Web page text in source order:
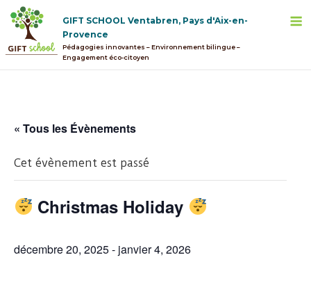
Skip
content
GIFT SCHOOL Ventabren, Pays d'Aix-en-
Provence
Pédagogies innovantes – Environnement bilingue –
Engagement éco-citoyen
« Tous les Évènements
Cet évènement est passé
Christmas Holiday
décembre 20, 2025- janvier 4, 2026